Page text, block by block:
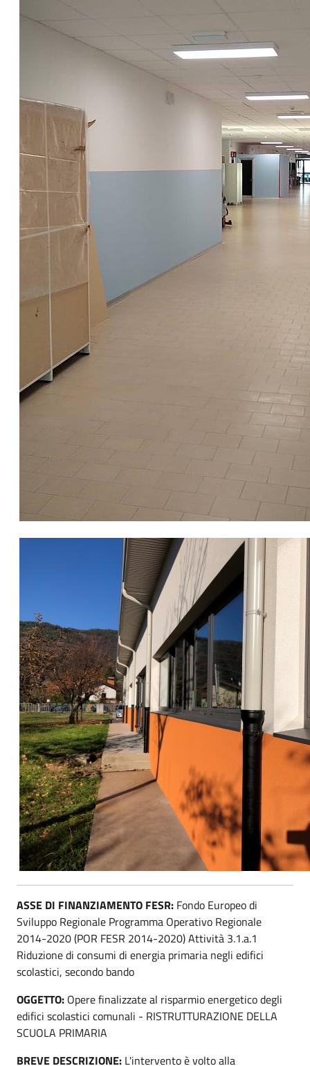
ASSE DI FINANZIAMENTO FESR: Fondo Europeo di
Sviluppo Regionale Programma Operativo Regionale
2014-2020 (POR FESR 2014-2020) Attività 3.1.a.1
Riduzione di consumi di energia primaria negli edifici
scolastici, secondo bando
OGGETTO: Opere finalizzate al risparmio energetico degli
edifici scolastici comunali - RISTRUTTURAZIONE DELLA
SCUOLA PRIMARIA
BREVE DESCRIZIONE: L'intervento è volto alla